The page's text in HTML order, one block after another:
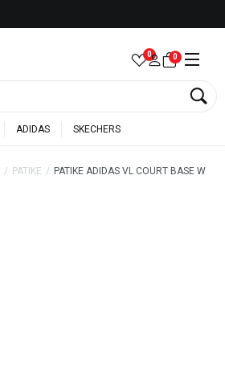
0 0
ADIDAS SKECHERS
PATIKE PATIKE ADIDAS VL COURT BASE W